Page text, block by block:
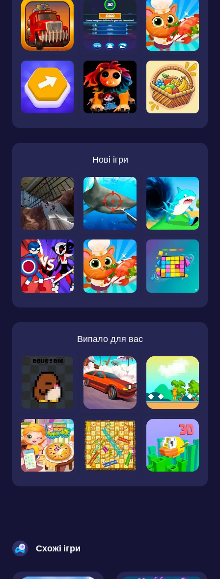
Нові ігри
Випало для вас
Схожі ігри